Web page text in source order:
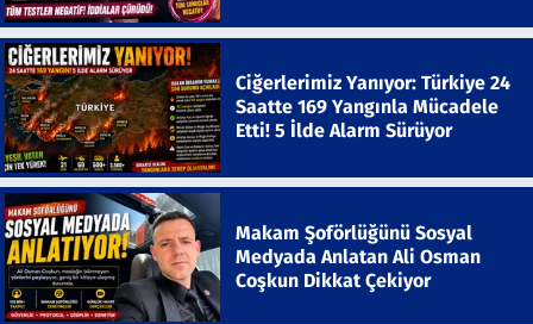
Ciğerlerimiz Yanıyor: Türkiye 24
Saatte 169 Yangınla Mücadele
Etti! 5 İlde Alarm Sürüyor
Makam Şoförlüğünü Sosyal
Medyada Anlatan Ali Osman
Coşkun Dikkat Çekiyor